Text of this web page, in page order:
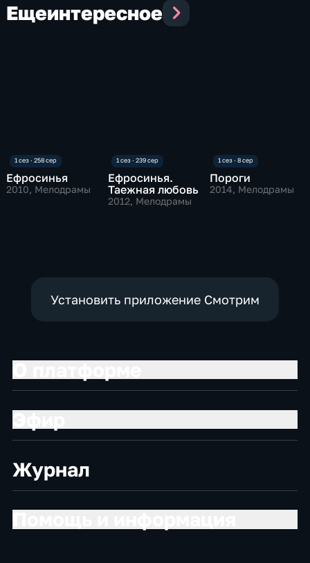
Ещеинтересное
Ефросинья
2010, Мелодрамы
Ефросинья.
Таежная любовь
2012, Мелодрамы
Пороги
2014, Мелодрамы
Установить приложение Смотрим
Журнал